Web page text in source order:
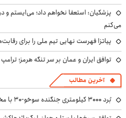
پزشکیان: استعفا نخواهم داد؛ می‌ایستم و
می‌کنم
پیاتزا فهرست نهایی تیم ملی را برای
توافق ایران و عمان بر سر تنگه هرمز؛
آخرین مطالب
بُرد ۳۰۰۰ کیلومتری جنگنده سوخو-۳۰ با مخزن سوخت ۹.۶ تُنی